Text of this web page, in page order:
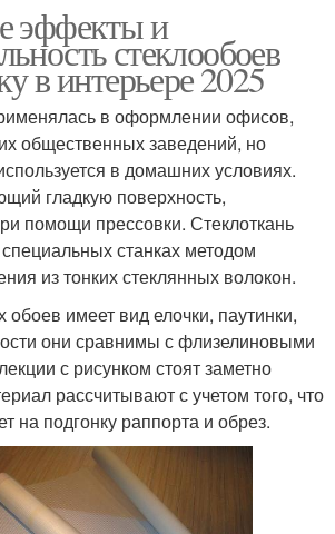
эффекты и
стеклообоев
в интерьере 2025
в оформлении офисов,
общественных заведений, но
в домашних условиях.
гладкую поверхность,
помощи прессовки. Стеклоткань
станках методом
из тонких стеклянных волокон.
имеет вид елочки, паутинки,
они сравнимы с флизелиновыми
с рисунком стоят заметно
рассчитывают с учетом того, что
на подгонку раппорта и обрез.